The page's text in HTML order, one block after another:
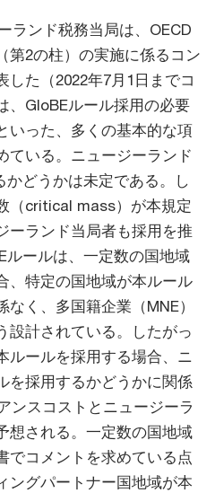
ランド税務当局は、OECD
第2の柱）の実施に係るコン
した（2022年7月1日までコ
、GloBEルール採用の必要
いった、多くの基本的な項
ている。ニュージーランド
かどうかは未定である。し
（critical mass）が本規定
ーランド当局者も採用を推
ルールは、一定数の国地域
、特定の国地域が本ルール
く、多国籍企業（MNE）
設計されている。したがっ
ルールを採用する場合、ニ
を採用するかどうかに関係
ンスコストとニュージーラ
想される。一定数の国地域
でコメントを求めている点
ングパートナー国地域が本